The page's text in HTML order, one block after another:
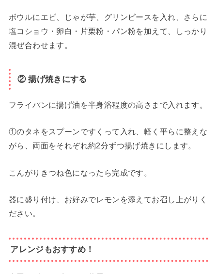
ボウルにエビ、じゃが芋、グリンピースを入れ、さらに
塩コショウ・卵白・片栗粉・パン粉を加えて、しっかり
混ぜ合わせます。
② 揚げ焼きにする
フライパンに揚げ油を半身浴程度の高さまで入れます。
①のタネをスプーンですくって入れ、軽く平らに整えな
がら、両面をそれぞれ約2分ずつ揚げ焼きにします。
こんがりきつね色になったら完成です。
器に盛り付け、お好みでレモンを添えてお召し上がりく
ださい。
アレンジもおすすめ！